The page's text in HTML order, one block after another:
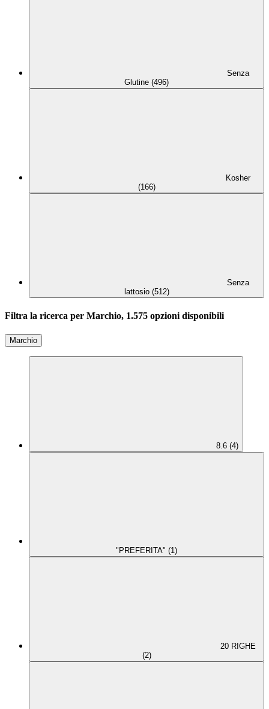
Senza
Glutine (496)
Kosher
(166)
Senza
lattosio (512)
Filtra la ricerca per Marchio, 1.575 opzioni disponibili
Marchio
8.6 (4)
"PREFERITA" (1)
20 RIGHE
(2)